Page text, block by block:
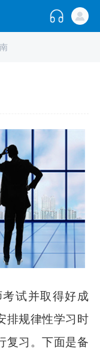
试并取得好成
排规律性学习时
复习。下面是备